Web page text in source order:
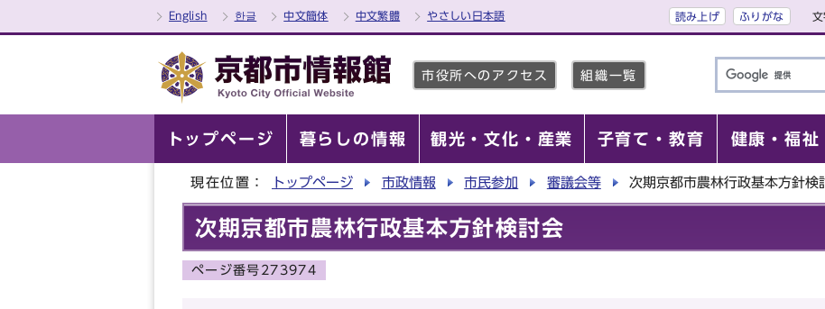
English 한글 中文簡体 中文繁體 やさしい日本語 読み上げ ふりがな 文
市役所へのアクセス 組織一覧
トップページ 暮らしの情報 観光・文化・産業 子育て・教育 健康・福祉
現在位置： トップページ 市政情報 市民参加 審議会等 次期京都市農林行政基本方針検
次期京都市農林行政基本方針検討会
ページ番号273974